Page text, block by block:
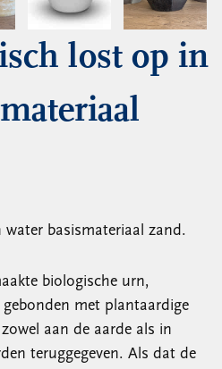
lost op in
basismateriaal zand.
biologische urn,
met plantaardige
aan de aarde als in
teruggegeven. Als dat de